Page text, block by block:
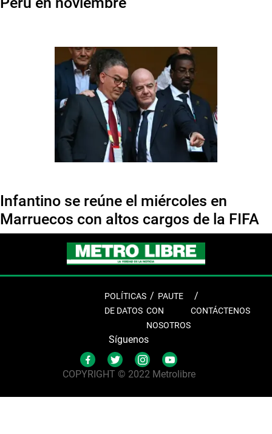
Infantino se reúne el miércoles en
Marruecos con altos cargos de la FIFA
POLÍTICAS
DE DATOS
PAUTE
CON
NOSOTROS
CONTÁCTENOS
Síguenos
COPYRIGHT © 2022 Metrolibre